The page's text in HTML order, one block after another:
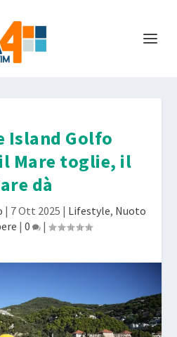
Island Golfo
Mare toglie, il
dà
| 7 Ott 2025 | Lifestyle, Nuoto
| 0 |